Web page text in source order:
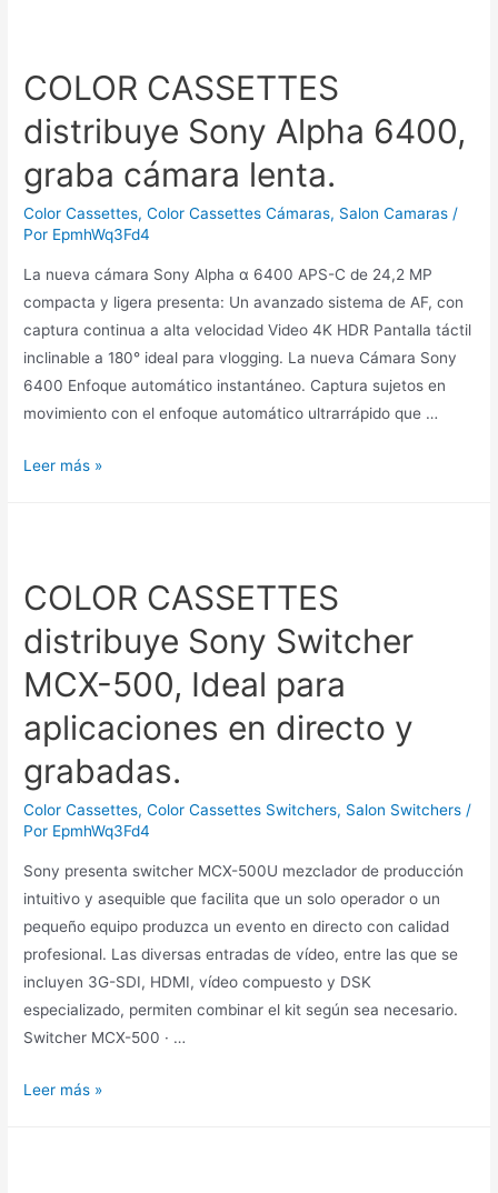
COLOR CASSETTES
distribuye Sony Alpha 6400,
graba cámara lenta.
Color Cassettes,Color Cassettes Cámaras, Salon Camaras /
Por EpmhWq3Fd4
La nueva cámara Sony Alpha α 6400 APS-C de 24,2 MP
compacta y ligera presenta: Un avanzado sistema de AF, con
captura continua a alta velocidad Video 4K HDR Pantalla táctil
inclinable a 180° ideal para vlogging. La nueva Cámara Sony
6400 Enfoque automático instantáneo. Captura sujetos en
movimiento con el enfoque automático ultrarrápido que …
Leer más »
COLOR CASSETTES
distribuye Sony Switcher
MCX-500, Ideal para
aplicaciones en directo y
grabadas.
Color Cassettes,Color Cassettes Switchers, Salon Switchers /
Por EpmhWq3Fd4
Sony presenta switcher MCX-500U mezclador de producción
intuitivo y asequible que facilita que un solo operador o un
pequeño equipo produzca un evento en directo con calidad
profesional. Las diversas entradas de vídeo, entre las que se
incluyen 3G-SDI, HDMI, vídeo compuesto y DSK
especializado, permiten combinar el kit según sea necesario.
Switcher MCX-500 · …
Leer más »